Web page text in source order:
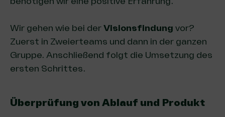
Wir gehen wie bei derVisionsfindung vor?
Zuerst in Zweierteams und dann in der ganzen
Gruppe. Anschließend folgt die Umsetzung des
ersten Schrittes.
Überprüfung von Ablauf und Produkt